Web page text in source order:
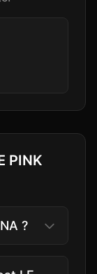
PINK
?